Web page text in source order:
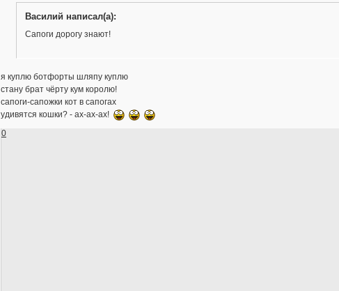
Василий написал(а):
Сапоги дорогу знают!
я куплю ботфорты шляпу куплю
стану брат чёрту кум королю!
сапоги-сапожки кот в сапогах
удивятся кошки? - ах-ах-ах!
0